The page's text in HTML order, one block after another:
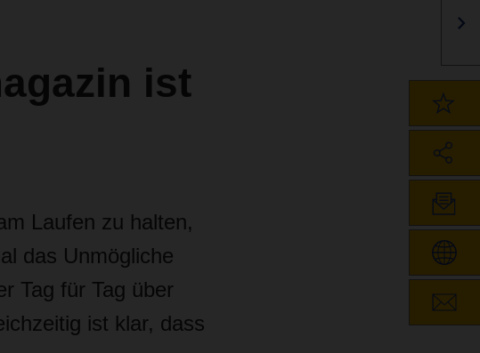
ist
Laufen zu halten,
das Unmögliche
Tag für Tag über
ist klar, dass